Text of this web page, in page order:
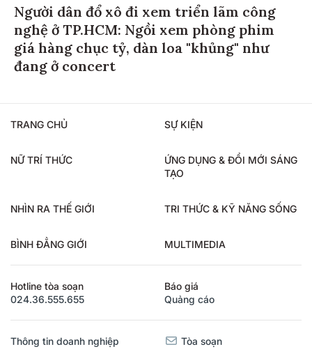
Người dân đổ xô đi xem triển lãm công
nghệ ở TP.HCM: Ngồi xem phòng phim
giá hàng chục tỷ, dàn loa "khủng" như
đang ở concert
TRANG CHỦ SỰ KIỆN
NỮ TRÍ THỨC
ỨNG DỤNG & ĐỔI MỚI SÁNG
TẠO
NHÌN RA THẾ GIỚI TRI THỨC & KỸ NĂNG SỐNG
BÌNH ĐẲNG GIỚI MULTIMEDIA
Hotline tòa soạn
024.36.555.655
Báo giá
Quảng cáo
Thông tin doanh nghiệp Tòa soạn